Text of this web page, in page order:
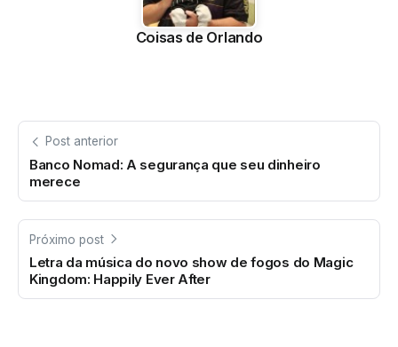
Coisas de Orlando
Post anterior
Banco Nomad: A segurança que seu dinheiro
merece
Próximo post
Letra da música do novo show de fogos do Magic
Kingdom: Happily Ever After